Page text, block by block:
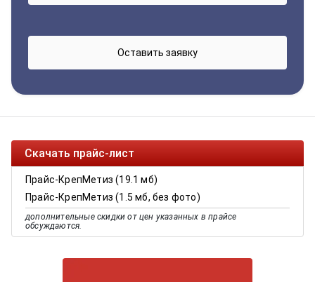
Скачать прайс-лист
Прайс-КрепМетиз (19.1 мб)
Прайс-КрепМетиз (1.5 мб, без фото)
дополнительные скидки от цен указанных в прайсе
обсуждаются.